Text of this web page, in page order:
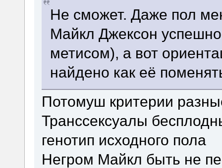
Не сможет. Даже пол
Майкл Джексон
метисом), а вот
найдено как её
Потомуш критерии
Транссексуалы
генотип исходного пола
Негром Майкл быть не